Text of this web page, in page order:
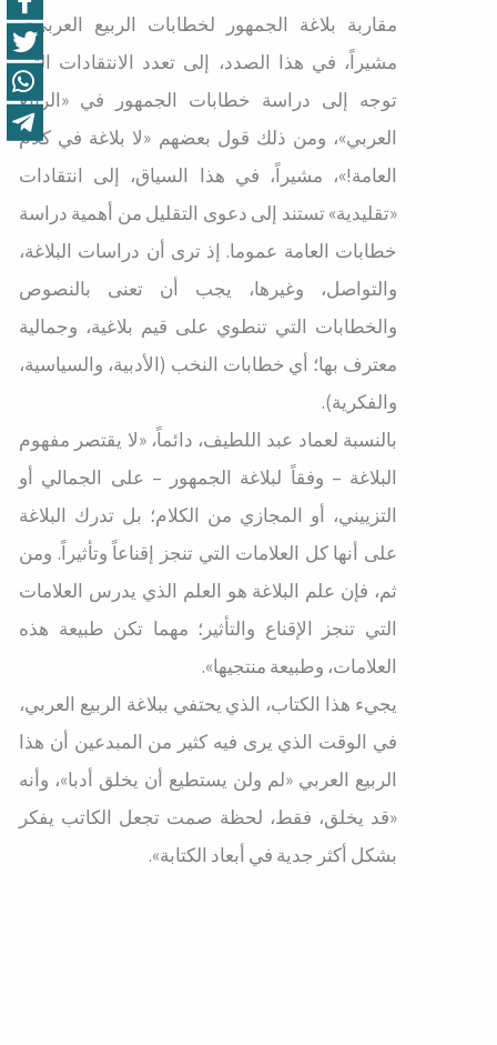
مقاربة بلاغة الجمهور لخطابات الربيع العربي»،
مشيراً، في هذا الصدد، إلى تعدد الانتقادات التي
توجه إلى دراسة خطابات الجمهور في «الربيع
العربي»، ومن ذلك قول بعضهم «لا بلاغة في كلام
العامة!»، مشيراً، في هذا السياق، إلى انتقادات
«تقليدية» تستند إلى دعوى التقليل من أهمية دراسة
خطابات العامة عموما. إذ ترى أن دراسات البلاغة،
والتواصل، وغيرها، يجب أن تعنى بالنصوص
والخطابات التي تنطوي على قيم بلاغية، وجمالية
معترف بها؛ أي خطابات النخب (الأدبية، والسياسية،
والفكرية).
بالنسبة لعماد عبد اللطيف، دائماً، «لا يقتصر مفهوم
البلاغة – وفقاً لبلاغة الجمهور – على الجمالي أو
التزييني، أو المجازي من الكلام؛ بل تدرك البلاغة
على أنها كل العلامات التي تنجز إقناعاً وتأثيراً. ومن
ثم، فإن علم البلاغة هو العلم الذي يدرس العلامات
التي تنجز الإقناع والتأثير؛ مهما تكن طبيعة هذه
العلامات، وطبيعة منتجيها».
يجيء هذا الكتاب، الذي يحتفي ببلاغة الربيع العربي،
في الوقت الذي يرى فيه كثير من المبدعين أن هذا
الربيع العربي «لم ولن يستطيع أن يخلق أدبا»، وأنه
«قد يخلق، فقط، لحظة صمت تجعل الكاتب يفكر
بشكل أكثر جدية في أبعاد الكتابة».